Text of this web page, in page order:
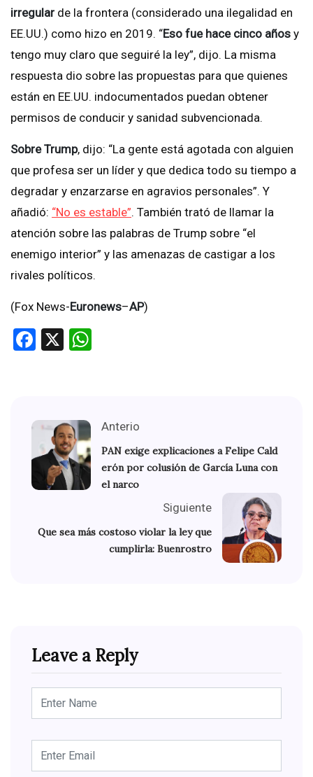
irregular de la frontera (considerado una ilegalidad en
EE.UU.) como hizo en 2019. “Eso fue hace cinco años y
tengo muy claro que seguiré la ley”, dijo. La misma
respuesta dio sobre las propuestas para que quienes
están en EE.UU. indocumentados puedan obtener
permisos de conducir y sanidad subvencionada.
Sobre Trump, dijo: “La gente está agotada con alguien
que profesa ser un líder y que dedica todo su tiempo a
degradar y enzarzarse en agravios personales”. Y
añadió: “No es estable”. También trató de llamar la
atención sobre las palabras de Trump sobre “el
enemigo interior” y las amenazas de castigar a los
rivales políticos.
(Fox News-Euronews–AP)
Facebook
X
Anterio
PAN exige explicaciones a Felipe Cald
erón por colusión de García Luna con
el narco
Siguiente
Que sea más costoso violar la ley que
cumplirla: Buenrostro
Leave a Reply